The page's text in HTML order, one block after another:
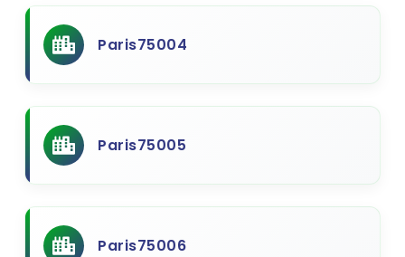
Paris75004
Paris75005
Paris75006